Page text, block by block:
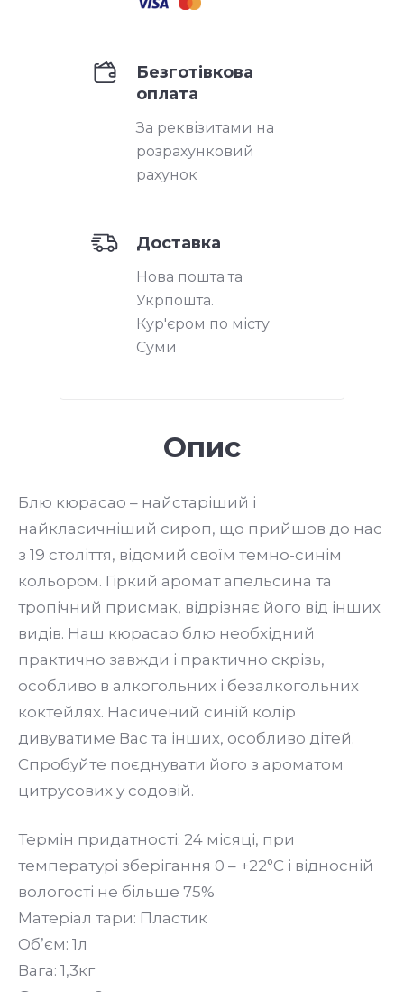
Безготівкова
оплата
За реквізитами на
розрахунковий
рахунок
Доставка
Нова пошта та
Укрпошта.
Кур'єром по місту
Суми
Опис
Блю кюрасао – найстаріший і
найкласичніший сироп, що прийшов до нас
з 19 століття, відомий своїм темно-синім
кольором. Гіркий аромат апельсина та
тропічний присмак, відрізняє його від інших
видів. Наш кюрасао блю необхідний
практично завжди і практично скрізь,
особливо в алкогольних і безалкогольних
коктейлях. Насичений синій колір
дивуватиме Вас та інших, особливо дітей.
Спробуйте поєднувати його з ароматом
цитрусових у содовій.
Термін придатності: 24 місяці, при
температурі зберігання 0 – +22°С і відносній
вологості не більше 75%
Матеріал тари: Пластик
Об’єм: 1л
Вага: 1,3кг